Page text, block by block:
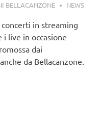
BELLACANZONE
NEWS
in streaming
i live in occasione
dai
da Bellacanzone.